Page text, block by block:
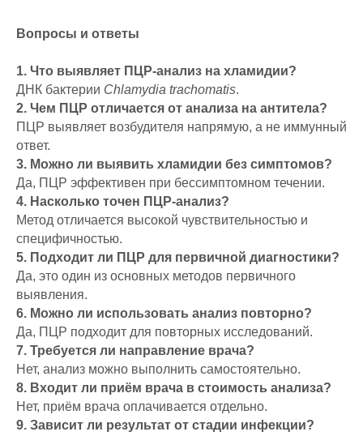
Вопросы и ответы
1. Что выявляет ПЦР-анализ на хламидии?
ДНК бактерии Chlamydia trachomatis.
2. Чем ПЦР отличается от анализа на антитела?
ПЦР выявляет возбудителя напрямую, а не иммунный
ответ.
3. Можно ли выявить хламидии без симптомов?
Да, ПЦР эффективен при бессимптомном течении.
4. Насколько точен ПЦР-анализ?
Метод отличается высокой чувствительностью и
специфичностью.
5. Подходит ли ПЦР для первичной диагностики?
Да, это один из основных методов первичного
выявления.
6. Можно ли использовать анализ повторно?
Да, ПЦР подходит для повторных исследований.
7. Требуется ли направление врача?
Нет, анализ можно выполнить самостоятельно.
8. Входит ли приём врача в стоимость анализа?
Нет, приём врача оплачивается отдельно.
9. Зависит ли результат от стадии инфекции?